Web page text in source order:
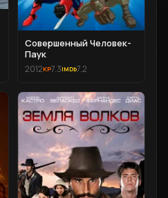
Совершенный Человек-
Паук
2012 7.3 7.2